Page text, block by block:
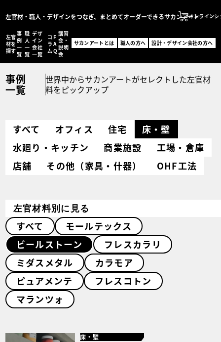
左官材・職人・デザインをつなぎ、まとめてオーダーできるサカンアートオンラインシ
左官
材を
探す
事
例
一
覧
職
人
一
覧
デザ
イン
会社
一覧
コ
ラ
ム
F
A
Q
講習
会・
説明
会
サカンアートとは 職人の方へ 設計・デザイン会社の方へ
サカンアートとは
職人の方へ
設計・デザイン会社の
オンラインショッ
事例一覧
職人一覧
設計・デザイン会社一
コラム
講習会・説明会
事例
一覧
世界中からサカンアートがセレクトした左官材
料をピックアップ
すべて オフィス 住宅
床・壁
水廻り・キッチン
商業施設
工場・倉庫
店舗
その他（家具・什器） OHF工法
左官材料別に見る
すべて
モールテックス
ビールストーン
フレスカラリ
ミダスメタル
カラモア
ピュアメンテ
フレスコトン
マランツォ
床・壁